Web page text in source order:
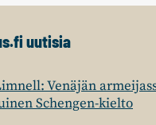
uutisia
Venäjän
Schengen-kielto